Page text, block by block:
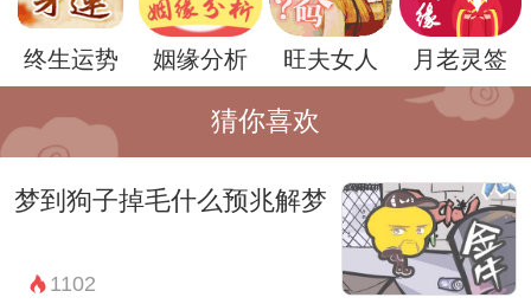
心在处理这些情感需求时的一种方式。
另一种解释是，梦见前任可能是一种情感的
释放和疗愈过程。梦境给予了我们一个安全
的环境，让我们可以面对和处理那些在现实
中可能会被压抑或忽视的情感。因此，梦见
前任可能是你在无意识中释放和疗愈过去经
历的一种方式。
终生运势 姻缘分析 旺夫女人 月老灵签
猜你喜欢
梦到狗子掉毛什么预兆解梦
1102